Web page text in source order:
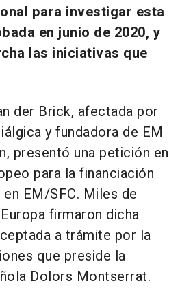
para investigar esta
en junio de 2020, y
las iniciativas que
der Brick, afectada por
y fundadora de EM
presentó una petición en
para la financiación
EM/SFC. Miles de
firmaron dicha
a trámite por la
que preside la
Dolors Montserrat.